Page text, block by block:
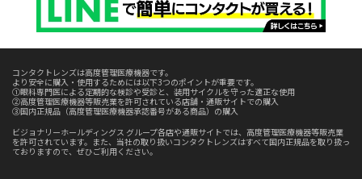
コンタクトレンズは高度管理医療機器です。
より安全に購入・使用するためには以下3つのポイントが重要です。
①眼科専門医による定期的な検診や受診と、装用サイクルを守った適正な使用
②高度管理医療機器等販売業を許可されている店舗・通販サイトでの購入
③国内正規品（高度管理医療機器承認番号がある商品）の購入
ビジョナリーホールディングス グループ各店や通販サイトでは、高度管理医療機器等販売業
を許可されています。また、当社の取り扱いコンタクトレンズはすべて国内正規品を取り扱っ
ておりますので、ぜひご利用ください。